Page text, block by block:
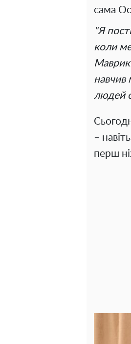
сама
"Я
коли
навчив
людей
–
перш